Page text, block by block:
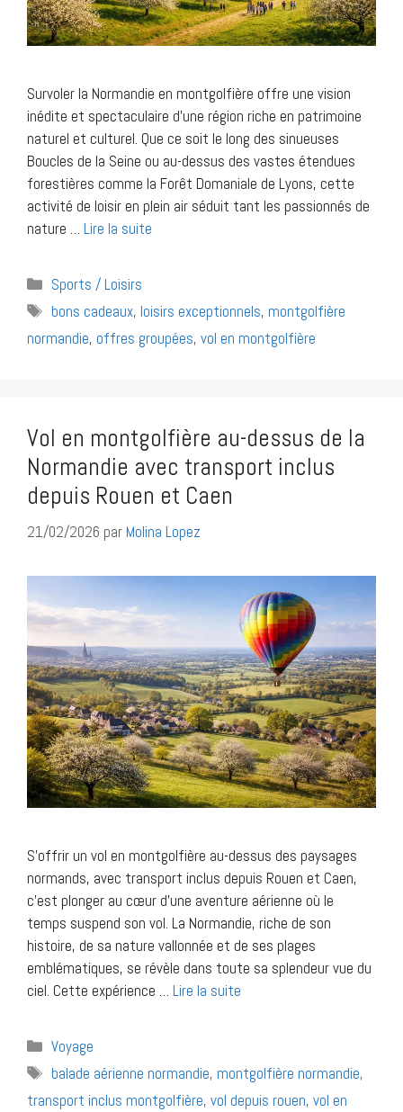
Survoler la Normandie en montgolfière offre une vision
inédite et spectaculaire d’une région riche en patrimoine
naturel et culturel. Que ce soit le long des sinueuses
Boucles de la Seine ou au-dessus des vastes étendues
forestières comme la Forêt Domaniale de Lyons, cette
activité de loisir en plein air séduit tant les passionnés de
nature … Lire la suite
Catégories
Sports / Loisirs
Étiquettes
bons cadeaux, loisirs exceptionnels, montgolfière
normandie, offres groupées, vol en montgolfière
Vol en montgolfière au-dessus de la
Normandie avec transport inclus
depuis Rouen et Caen
21/02/2026 par Molina Lopez
S’offrir un vol en montgolfière au-dessus des paysages
normands, avec transport inclus depuis Rouen et Caen,
c’est plonger au cœur d’une aventure aérienne où le
temps suspend son vol. La Normandie, riche de son
histoire, de sa nature vallonnée et de ses plages
emblématiques, se révèle dans toute sa splendeur vue du
ciel. Cette expérience … Lire la suite
Catégories
Voyage
Étiquettes
balade aérienne normandie, montgolfière normandie,
transport inclus montgolfière, vol depuis rouen, vol en